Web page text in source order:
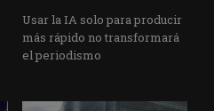
Usar la IA solo para producir
más rápido no transformará
el periodismo